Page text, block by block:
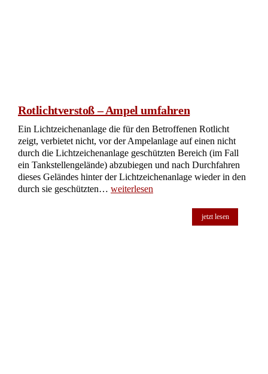
Rotlichtverstoß – Ampel umfahren
Ein Lichtzeichenanlage die für den Betroffenen Rotlicht
zeigt, verbietet nicht, vor der Ampelanlage auf einen nicht
durch die Lichtzeichenanlage geschützten Bereich (im Fall
ein Tankstellengelände) abzubiegen und nach Durchfahren
dieses Geländes hinter der Lichtzeichenanlage wieder in den
durch sie geschützten… weiterlesen
jetzt lesen